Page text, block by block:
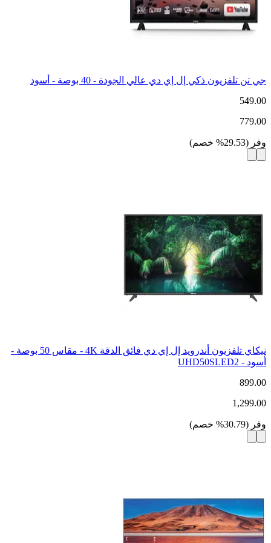
جي تن تلفزيون ذكي إل إي دي عالي الجودة - 40 بوصة - أسود
549.00
779.00
وفر (
29.53
% خصم)
نيكاي تلفزيون أندرويد إل إي دي فائق الدقة 4K - مقاس 50 بوصة -
أسود - UHD50SLED2
899.00
1,299.00
وفر (
30.79
% خصم)